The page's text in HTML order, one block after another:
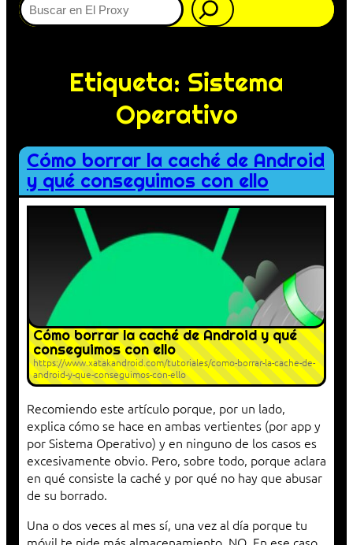
Etiqueta: Sistema
Operativo
Cómo borrar la caché de Android
y qué conseguimos con ello
Cómo borrar la caché de Android y qué
conseguimos con ello
https://www.xatakandroid.com/tutoriales/como-borrar-la-cache-de-
android-y-que-conseguimos-con-ello
Recomiendo este artículo porque, por un lado,
explica cómo se hace en ambas vertientes (por app y
por Sistema Operativo) y en ninguno de los casos es
excesivamente obvio. Pero, sobre todo, porque aclara
en qué consiste la caché y por qué no hay que abusar
de su borrado.
Una o dos veces al mes sí, una vez al día porque tu